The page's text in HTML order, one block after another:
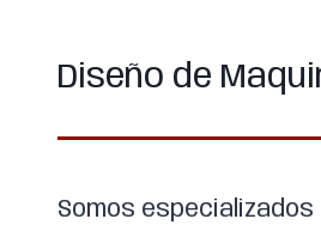
Diseño de
Somos especializados